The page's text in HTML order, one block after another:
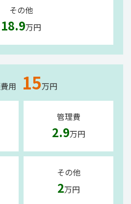
その他
18.9万円
用 15万円
管理費
2.9万円
その他
2万円